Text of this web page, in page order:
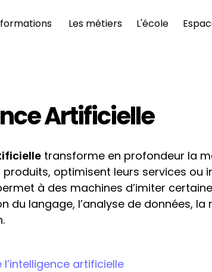
Les métiers L'école
Artificielle
transforme en profondeur la
optimisent leurs services ou
à des machines d’imiter
du langage, l’analyse de données,
l’intelligence artificielle